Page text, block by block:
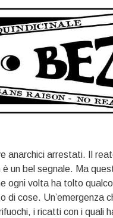
anarchici arrestati. Il
è un bel segnale. Ma
ogni volta ha tolto
di cose. Un’emergenza
i ricatti con i quali